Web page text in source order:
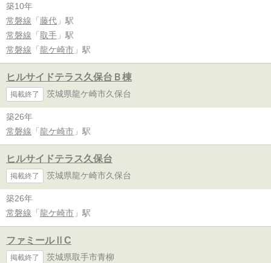
築10年
常磐線 「 藤代 」駅
常磐線 「 取手 」駅
常磐線 「 龍ケ崎市 」駅
ヒルサイドテラス久保台Ｂ棟
掲載終了 茨城県龍ケ崎市久保台
築26年
常磐線 「 龍ケ崎市 」駅
ヒルサイドテラス久保台
掲載終了 茨城県龍ケ崎市久保台
築26年
常磐線 「 龍ケ崎市 」駅
ファミールⅡC
掲載終了 茨城県取手市青柳